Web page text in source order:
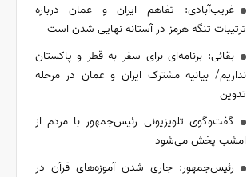
غریب‌آبادی: تفاهم ایران و عمان درباره
ترتیبات تنگه هرمز در آستانه نهایی شدن است
بقائی: برنامه‌ای برای سفر به قطر و پاکستان
نداریم/ بیانیه مشترک ایران و عمان در مرحله
تدوین
گفت‌وگوی تلویزیونی رئیس‌جمهور با مردم از
امشب پخش می‌شود
رئیس‌جمهور: جاری شدن آموزه‌های قرآن در